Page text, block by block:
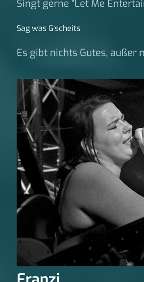
Singt gerne "Let Me
Sag was G‘scheits
Es gibt nichts Gutes, außer